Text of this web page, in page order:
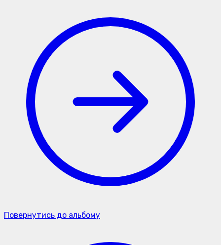
Повернутись до альбому